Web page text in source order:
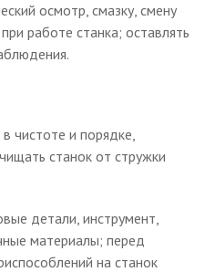
осмотр, смазку, смену
работе станка; оставлять
чистоте и порядке,
станок от стружки
детали, инструмент,
материалы; перед
на станок